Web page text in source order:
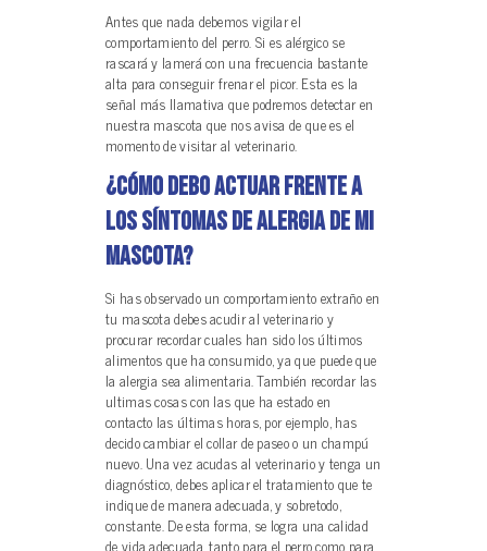
Antes que nada debemos vigilar el
comportamiento del perro. Si es alérgico se
rascará y lamerá con una frecuencia bastante
alta para conseguir frenar el picor. Esta es la
señal más llamativa que podremos detectar en
nuestra mascota que nos avisa de que es el
momento de visitar al veterinario.
¿Cómo debo actuar frente a
los síntomas de alergia de mi
mascota?
Si has observado un comportamiento extraño en
tu mascota debes acudir al veterinario y
procurar recordar cuales han sido los últimos
alimentos que ha consumido, ya que puede que
la alergia sea alimentaria. También recordar las
ultimas cosas con las que ha estado en
contacto las últimas horas, por ejemplo, has
decido cambiar el collar de paseo o un champú
nuevo. Una vez acudas al veterinario y tenga un
diagnóstico, debes aplicar el tratamiento que te
indique de manera adecuada, y sobretodo,
constante. De esta forma, se logra una calidad
de vida adecuada, tanto para el perro como para